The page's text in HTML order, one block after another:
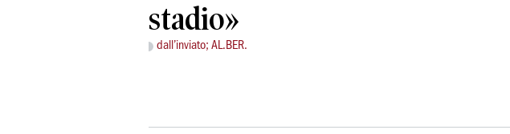
stadio»
dall’inviato; AL.BER.